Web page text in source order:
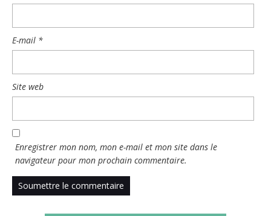
E-mail *
Site web
Enregistrer mon nom, mon e-mail et mon site dans le
navigateur pour mon prochain commentaire.